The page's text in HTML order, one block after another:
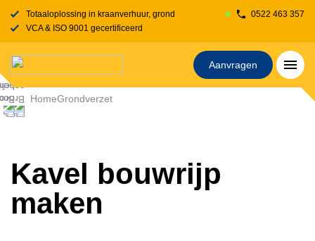
Totaaloplossing in kraanverhuur, grondverzet, transport, rijplaten en
VCA & ISO 9001 gecertificeerd
0522 463 357
Aanvragen
HomeGrondverzet
Kavel bouwrijp
maken